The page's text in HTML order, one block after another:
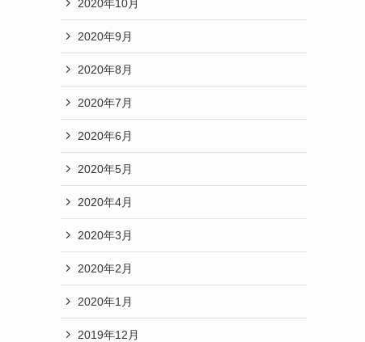
2020年10月
2020年9月
2020年8月
2020年7月
2020年6月
2020年5月
2020年4月
2020年3月
2020年2月
2020年1月
2019年12月